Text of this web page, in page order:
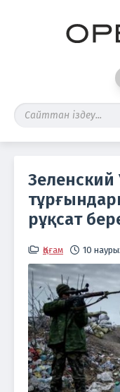
Зеленский
рұқсат
Қоғам 10